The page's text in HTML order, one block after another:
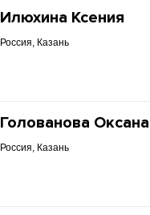
Илюхина Ксения
Россия, Казань
Голованова Оксана
Россия, Казань